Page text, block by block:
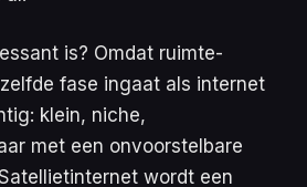
is? Omdat ruimte-
fase ingaat als internet
klein, niche,
met een onvoorstelbare
wordt een